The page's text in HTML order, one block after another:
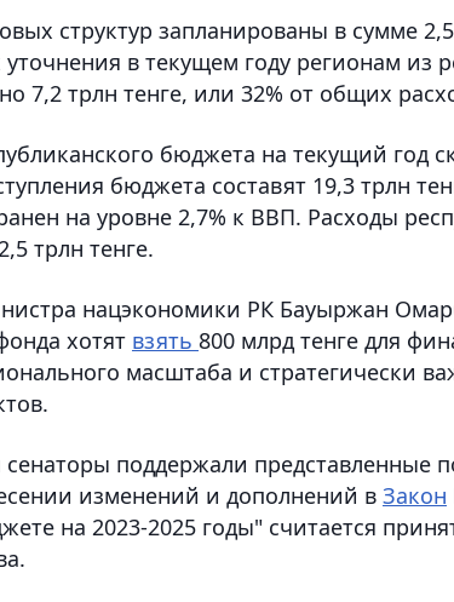
структур запланированы в сумме
в текущем году регионам из
7,2 трлн тенге, или 32% от общих
бюджета на текущий год
бюджета составят 19,3 трлн
на уровне 2,7% к ВВП. Расходы
трлн тенге.
нацэкономики РК Бауыржан
хотят взять 800 млрд тенге для
масштаба и стратегически
поддержали представленные
изменений и дополнений в Закон
на 2023-2025 годы" считается